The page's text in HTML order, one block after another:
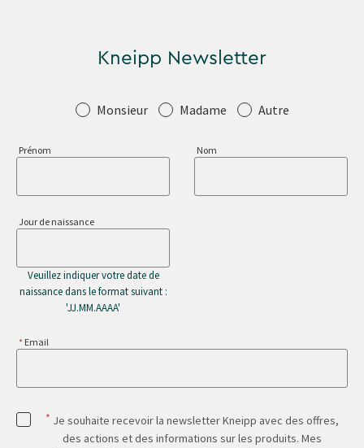
Kneipp Newsletter
SalutationMonsieur Madame Autre
Prénom Nom
Jour de naissance
Veuillez indiquer votre date de
naissance dans le format suivant :
'JJ.MM.AAAA'
Email
* Je souhaite recevoir la newsletter Kneipp avec des offres,
des actions et des informations sur les produits. Mes